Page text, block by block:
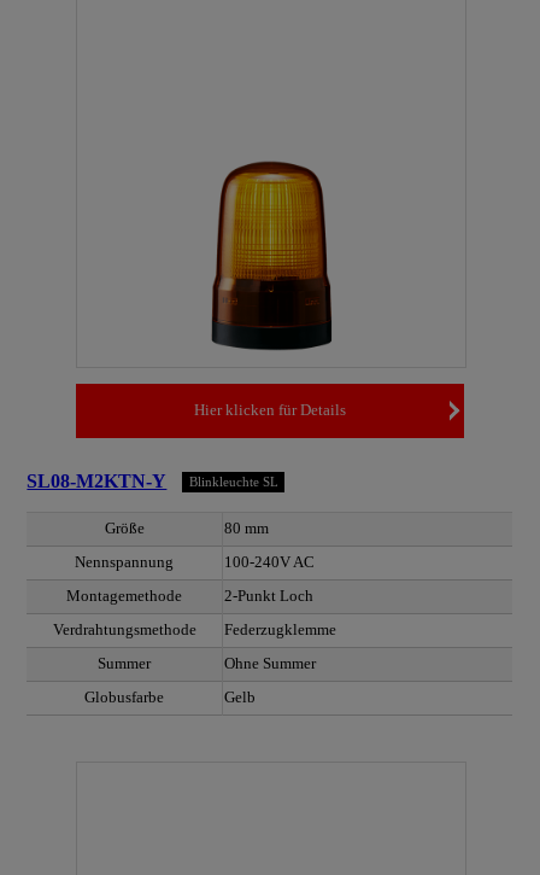
Hier klicken für Details
SL08-M2KTN-Y Blinkleuchte SL
Größe
80 mm
Nennspannung
100-240V AC
Montagemethode
2-Punkt Loch
Verdrahtungsmethode
Federzugklemme
Summer
Ohne Summer
Globusfarbe
Gelb